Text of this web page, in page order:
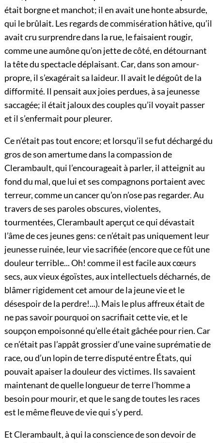
était borgne et manchot; il en avait une honte absurde,
qui le brûlait. Les regards de commisération hâtive, qu’il
avait cru surprendre dans la rue, le faisaient rougir,
comme une aumône qu’on jette de côté, en détournant
la tête du spectacle déplaisant. Car, dans son amour-
propre, il s’exagérait sa laideur. Il avait le dégoût de la
difformité. Il pensait aux joies perdues, à sa jeunesse
saccagée; il était jaloux des couples qu’il voyait passer
et il s’enfermait pour pleurer.
Ce n’était pas tout encore; et lorsqu’il se fut déchargé du
gros de son amertume dans la compassion de
Clerambault, qui l’encourageait à parler, il atteignit au
fond du mal, que lui et ses compagnons portaient avec
terreur, comme un cancer qu’on n’ose pas regarder. Au
travers de ses paroles obscures, violentes,
tourmentées, Clerambault aperçut ce qui dévastait
l’âme de ces jeunes gens: ce n’était pas uniquement leur
jeunesse ruinée, leur vie sacrifiée (encore que ce fût une
douleur terrible... Oh! comme il est facile aux cœurs
secs, aux vieux égoïstes, aux intellectuelsdécharnés, de
blâmer rigidement cet amour de la jeune vie et le
désespoir de la perdre!...). Mais le plus affreux était de
ne pas savoir pourquoi on sacrifiait cette vie, et le
soupçon empoisonné qu’elle était gâchée pour rien. Car
ce n’était pas l’appât grossier d’une vaine suprématie de
race, ou d’un lopin de terre disputé entre États, qui
pouvait apaiser la douleur des victimes. Ils savaient
maintenant de quelle longueur de terre l’homme a
besoin pour mourir, et que le sang de toutes les races
est le même fleuve de vie qui s’y perd.
Et Clerambault, à qui la conscience de son devoir de